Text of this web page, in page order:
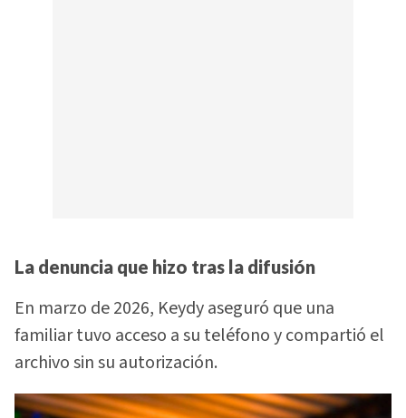
La denuncia que hizo tras la difusión
En marzo de 2026, Keydy aseguró que una
familiar tuvo acceso a su teléfono y compartió el
archivo sin su autorización.